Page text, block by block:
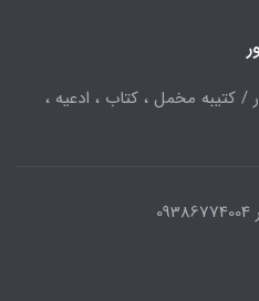
/ کتیبه مخمل ، کتاب ، ادعیه ،